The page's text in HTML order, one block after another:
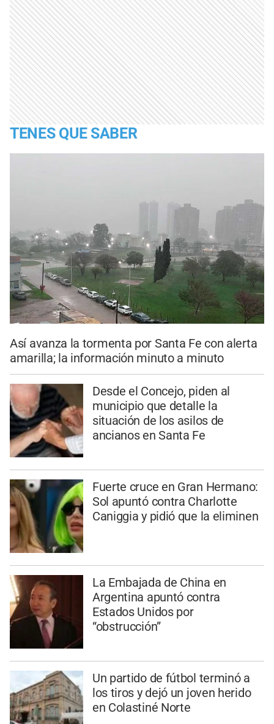
TENES QUE SABER
Así avanza la tormenta por Santa Fe con alerta
amarilla; la información minuto a minuto
Desde el Concejo, piden al
municipio que detalle la
situación de los asilos de
ancianos en Santa Fe
Fuerte cruce en Gran Hermano:
Sol apuntó contra Charlotte
Caniggia y pidió que la eliminen
La Embajada de China en
Argentina apuntó contra
Estados Unidos por
“obstrucción”
Un partido de fútbol terminó a
los tiros y dejó un joven herido
en Colastiné Norte